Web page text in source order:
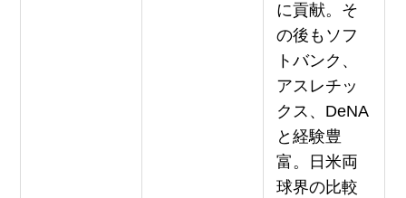
に貢献。そ
の後もソフ
トバンク、
アスレチッ
クス、DeNA
と経験豊
富。日米両
球界の比較